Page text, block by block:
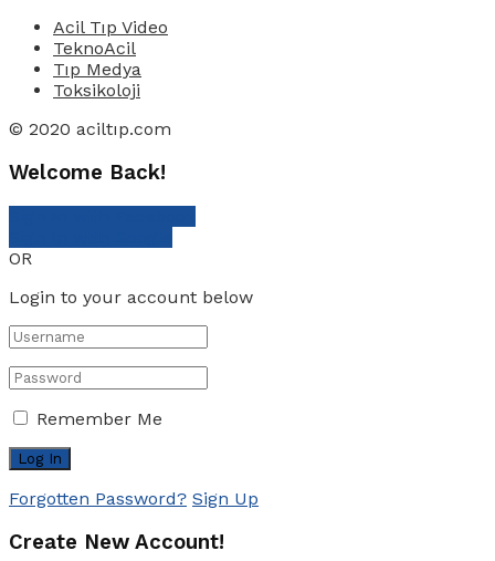
Acil Tıp Video
TeknoAcil
Tıp Medya
Toksikoloji
© 2020 aciltıp.com
Welcome Back!
OR
Login to your account below
Remember Me
Forgotten Password? Sign Up
Create New Account!